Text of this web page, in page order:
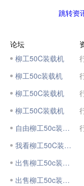
跳转资
论坛
柳工50C装载机
柳工50c装载机
柳工50C装载机
柳工50C装载机
自由柳工50c装载机
我看柳工50C装载机
出售柳工50c装载机
出售柳工50c装载机